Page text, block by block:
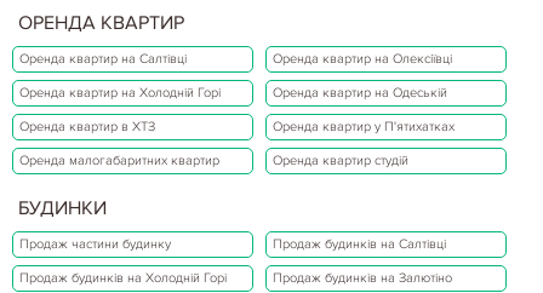
ОРЕНДА КВАРТИР
Оренда квартир на Салтівці Оренда квартир на Олексіївці
Оренда квартир на Холодній Горі Оренда квартир на Одеській
Оренда квартир в ХТЗ Оренда квартир у П'ятихатках
Оренда малогабаритних квартир Оренда квартир студій
БУДИНКИ
Продаж частини будинку Продаж будинків на Салтівці
Продаж будинків на Холодній Горі Продаж будинків на Залютіно